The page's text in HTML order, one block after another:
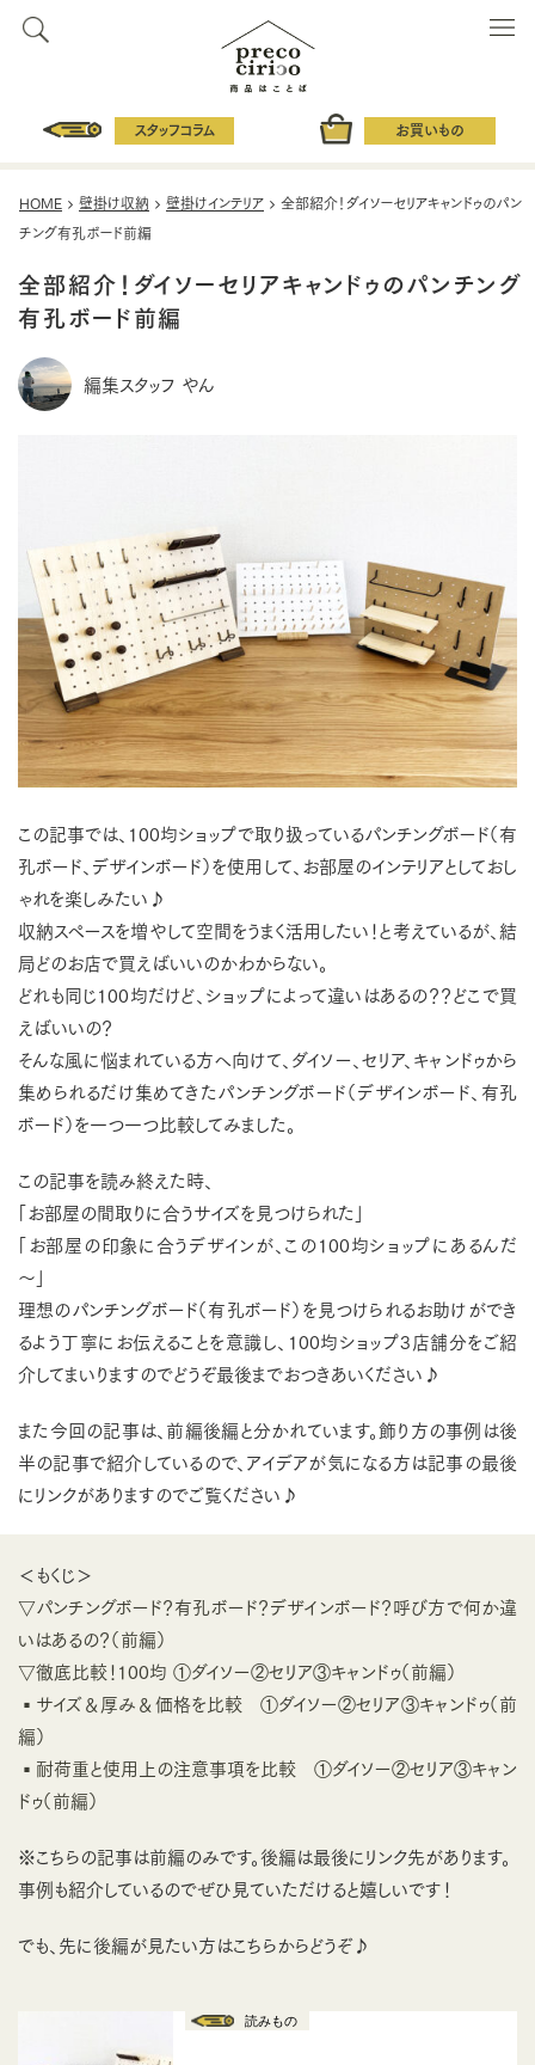
スタッフコラム お買いもの
HOME 壁掛け収納 壁掛けインテリア
全部紹介！ダイソーセリアキャンドゥのパン
チング有孔ボード前編
全部紹介！ダイソーセリアキャンドゥのパンチング
有孔ボード前編
編集スタッフ やん
この記事では、100均ショップで取り扱っているパンチングボード（有
孔ボード、デザインボード）を使用して、お部屋のインテリアとしておし
ゃれを楽しみたい♪
収納スペースを増やして空間をうまく活用したい！と考えているが、結
局どのお店で買えばいいのかわからない。
どれも同じ100均だけど、ショップによって違いはあるの？？どこで買
えばいいの？
そんな風に悩まれている方へ向けて、ダイソー、セリア、キャンドゥから
集められるだけ集めてきたパンチングボード（デザインボード、有孔
ボード）を一つ一つ比較してみました。
この記事を読み終えた時、
「お部屋の間取りに合うサイズを見つけられた」
「お部屋の印象に合うデザインが、この100均ショップにあるんだ
～」
理想のパンチングボード（有孔ボード）を見つけられるお助けができ
るよう丁寧にお伝えることを意識し、100均ショップ3店舗分をご紹
介してまいりますのでどうぞ最後までおつきあいください♪
また今回の記事は、前編後編と分かれています。飾り方の事例は後
半の記事で紹介しているので、アイデアが気になる方は記事の最後
にリンクがありますのでご覧ください♪
＜もくじ＞
▽パンチングボード？有孔ボード？デザインボード？呼び方で何か違
いはあるの？（前編）
▽徹底比較！100均 ①ダイソー②セリア③キャンドゥ（前編）
▪サイズ＆厚み＆価格を比較 ①ダイソー②セリア③キャンドゥ（前
編）
▪耐荷重と使用上の注意事項を比較 ①ダイソー②セリア③キャン
ドゥ（前編）
※こちらの記事は前編のみです。後編は最後にリンク先があります。
事例も紹介しているのでぜひ見ていただけると嬉しいです！
でも、先に後編が見たい方はこちらからどうぞ♪